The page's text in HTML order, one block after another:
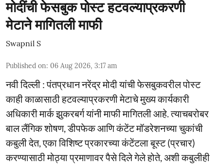
मोदींची फेसबुक पोस्ट हटवल्याप्रकरणी
मेटाने मागितली माफी
Swapnil S
Published on: 06 Aug 2026, 3:17 am
नवी दिल्ली : पंतप्रधान नरेंद्र मोदी यांची फेसबुकवरील पोस्ट
काही काळासाठी हटवल्याप्रकरणी मेटाचे मुख्य कार्यकारी
अधिकारी मार्क झुकरबर्ग यांनी माफी मागितली आहे. त्याचबरोबर
बाल लैंगिक शोषण, डीपफेक आणि कंटेंट मॉडरेशनच्या चुकांची
कबुली देत, एका विशिष्ट प्रकारच्या कंटेंटला बूस्ट (प्रचार)
करण्यासाठी मोठ्या प्रमाणावर पैसे दिले गेले होते, अशी कबुलीही